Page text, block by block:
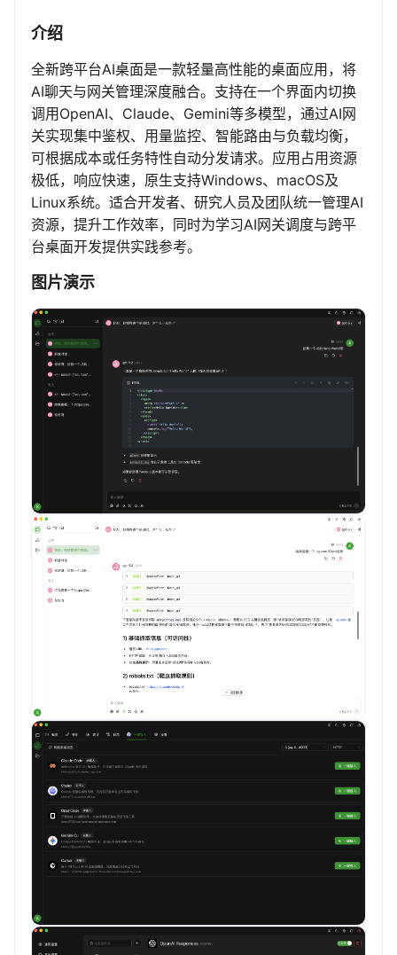
介绍
全新跨平台AI桌面是一款轻量高性能的桌面应用，将
AI聊天与网关管理深度融合。支持在一个界面内切换
调用OpenAI、Claude、Gemini等多模型，通过AI网
关实现集中鉴权、用量监控、智能路由与负载均衡，
可根据成本或任务特性自动分发请求。应用占用资源
极低，响应快速，原生支持Windows、macOS及
Linux系统。适合开发者、研究人员及团队统一管理AI
资源，提升工作效率，同时为学习AI网关调度与跨平
台桌面开发提供实践参考。
图片演示